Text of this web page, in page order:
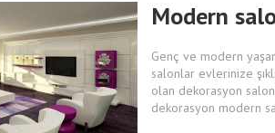
Modern
Genç ve modern
salonlar evlerinize
olan dekorasyon
dekorasyon modern